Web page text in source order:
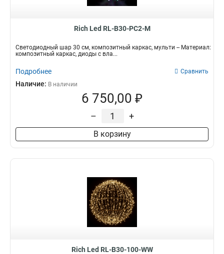
Rich Led RL-B30-PC2-M
Светодиодный шар 30 см, композитный каркас, мульти -- Материал:
композитный каркас, диоды с вла...
Подробнее Сравнить
Наличие: В наличии
6 750,00 ₽
– +
В корзину
Rich Led RL-B30-100-WW